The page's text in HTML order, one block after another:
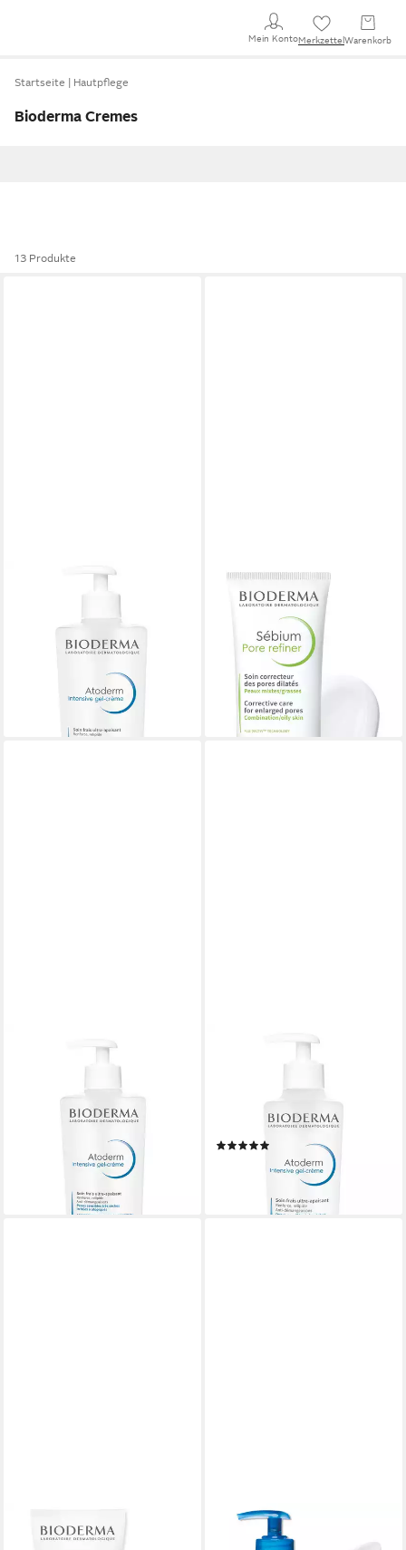
Mein KontoMerkzettel Warenkorb
Startseite Hautpflege
Bioderma Cremes
13 Produkte
Körperbalsam Atoderm
Intensive Baume -
ab 32,90 €
(65,80 €/ 1 l)
lieferbar - in 2-3 Werktagen bei dir
BIODERMA
Gesichtspflege Sébium Pore
Refiner -, verengt die Poren,
beugt Unreinheiten vor &
ab 21,59 €
(719,67 €/ 1 l)
lieferbar - in 3-4 Werktagen bei dir
Hautcreme Atoderm Intensive
Gel Crème -, nährendes &
kühlendes Anti-Juckreiz-
(65,80 €/ 1 l)
lieferbar - in 2-3 Werktagen bei dir
Körperbalsam Atoderm
Regeneriert, repariert und
durchfeuchtet die Haut
BIODERMA
Gesichtspflege Sensibio
BIODERMA
Bodylotion Atoderm Crème